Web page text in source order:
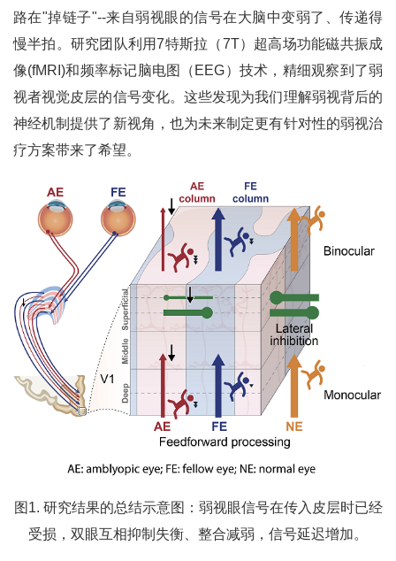
路在"掉链子"--来自弱视眼的信号在大脑中变弱了、传递得
慢半拍。研究团队利用7特斯拉（7T）超高场功能磁共振成
像(fMRI)和频率标记脑电图（EEG）技术，精细观察到了弱
视者视觉皮层的信号变化。这些发现为我们理解弱视背后的
神经机制提供了新视角，也为未来制定更有针对性的弱视治
疗方案带来了希望。
图1. 研究结果的总结示意图：弱视眼信号在传入皮层时已经
受损，双眼互相抑制失衡、整合减弱，信号延迟增加。